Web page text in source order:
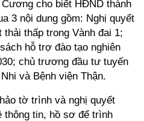
cho biết HĐND thành
3 nội dung gồm: Nghị quyết
thấp trong Vành đai 1;
hỗ trợ đào tạo nghiên
chủ trương đầu tư tuyến
và Bệnh viện Thận.
tờ trình và nghị quyết
thông tin, hồ sơ để trình